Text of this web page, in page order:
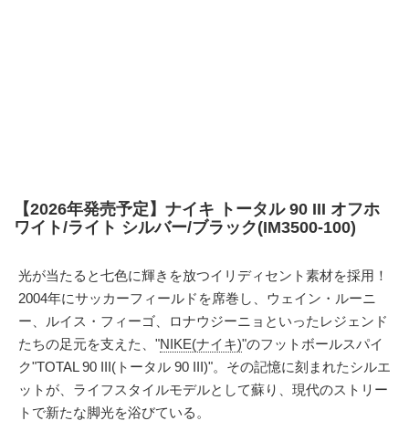
【2026年発売予定】ナイキ トータル 90 III オフホ
ワイト/ライト シルバー/ブラック(IM3500-100)
光が当たると七色に輝きを放つイリディセント素材を採用！
2004年にサッカーフィールドを席巻し、ウェイン・ルーニ
ー、ルイス・フィーゴ、ロナウジーニョといったレジェンド
たちの足元を支えた、"NIKE(ナイキ)"のフットボールスパイ
ク"TOTAL 90 III(トータル 90 III)"。その記憶に刻まれたシルエ
ットが、ライフスタイルモデルとして蘇り、現代のストリー
トで新たな脚光を浴びている。